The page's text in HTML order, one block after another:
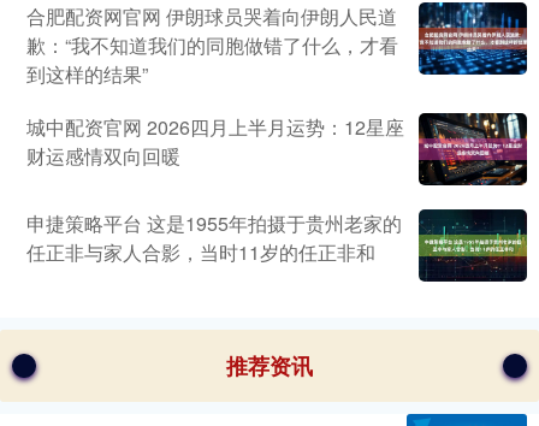
合肥配资网官网 伊朗球员哭着向伊朗人民道
歉：“我不知道我们的同胞做错了什么，才看
到这样的结果”
城中配资官网 2026四月上半月运势：12星座
财运感情双向回暖
申捷策略平台 这是1955年拍摄于贵州老家的
任正非与家人合影，当时11岁的任正非和
推荐资讯